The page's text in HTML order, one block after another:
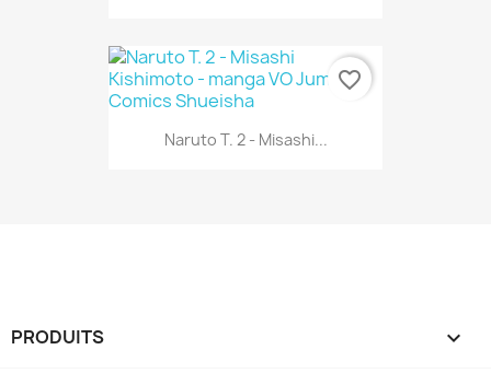
Naruto T. 2 - Misashi...
favorite_border
PRODUITS 